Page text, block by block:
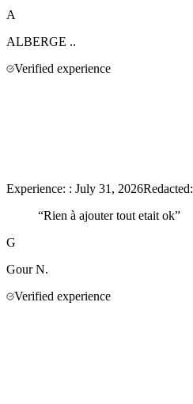
A
ALBERGE ..
Verified experience
Experience: : July 31, 2026Redacted:
“Rien à ajouter tout etait ok”
G
Gour N.
Verified experience